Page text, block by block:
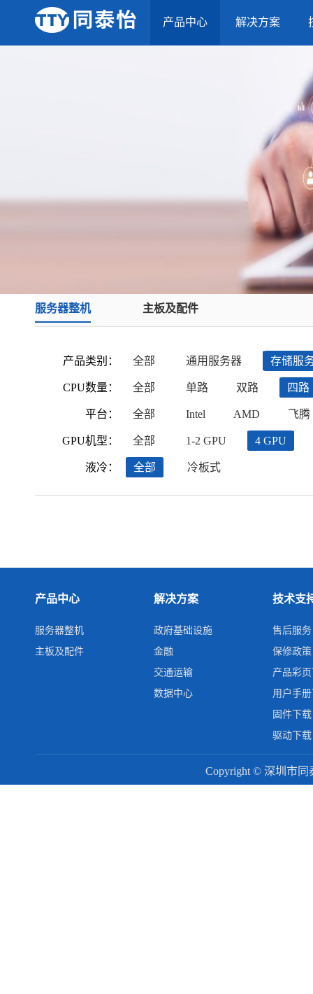
产品中心 解决方案
服务器整机 主板及配件
产品类别：
CPU数量：
平台：
GPU机型：
液冷：
全部 通用服务器 存储服
全部 单路 双路 四路
全部 Intel AMD 飞腾
全部 1-2 GPU 4 GPU
全部 冷板式
产品中心
服务器整机
主板及配件
解决方案
政府基础设施
金融
交通运输
数据中心
技术支
售后服务
保修政策
产品彩
用户手
固件下载
驱动下载
Copyright © 深圳市同